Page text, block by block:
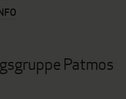
Patmos